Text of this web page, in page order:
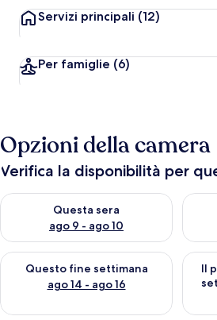
Servizi principali (12)
Per famiglie (6)
Opzioni della camera
Verifica la disponibilità per
Questa sera
ago 9 - ago 10
Verifica la disponibilità per questa
Questo fine settimana
ago 14 - ago 16
Verifica la disponibilità per questo
Il